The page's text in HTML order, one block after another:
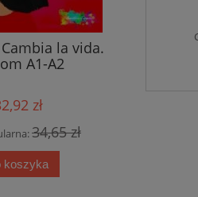
la vida.
A1-A2
zł
34,65 zł
koszyka
Arriba